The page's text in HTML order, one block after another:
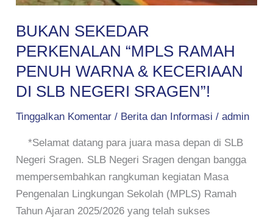
BUKAN SEKEDAR
PERKENALAN “MPLS RAMAH
PENUH WARNA & KECERIAAN
DI SLB NEGERI SRAGEN”!
Tinggalkan Komentar / Berita dan Informasi /admin
*Selamat datang para juara masa depan di SLB
Negeri Sragen. SLB Negeri Sragen dengan bangga
mempersembahkan rangkuman kegiatan Masa
Pengenalan Lingkungan Sekolah (MPLS) Ramah
Tahun Ajaran 2025/2026 yang telah sukses